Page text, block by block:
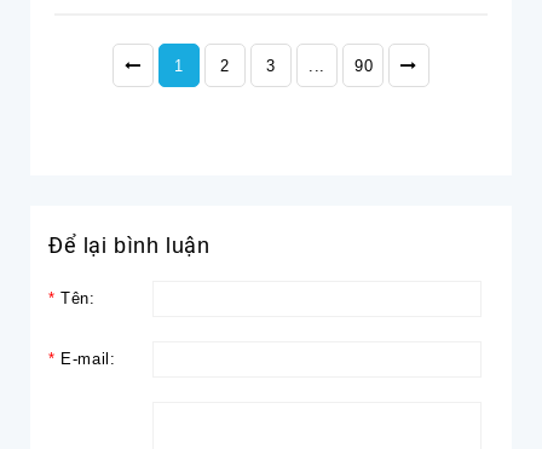
1 2 3 ... 90
Để lại bình luận
* Tên:
* E-mail: